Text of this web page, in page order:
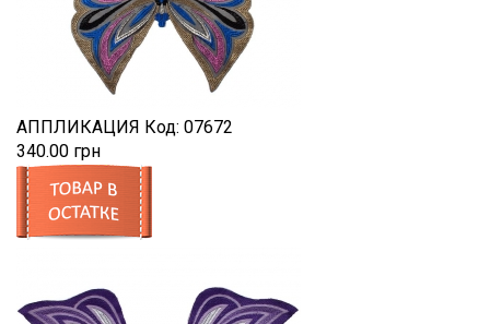
АППЛИКАЦИЯ Код: 07672
340.00 грн